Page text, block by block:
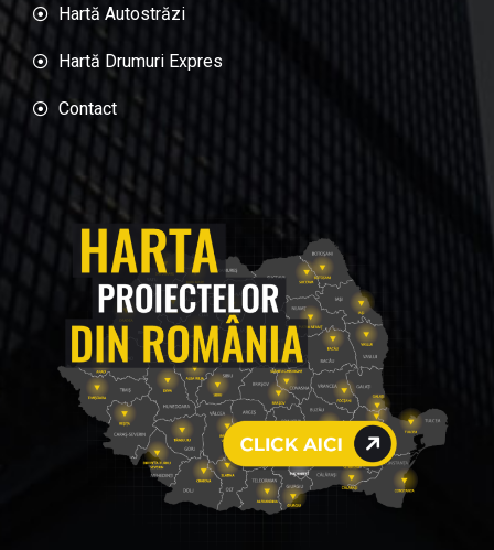
Hartă Autostrăzi
Hartă Drumuri Expres
Contact